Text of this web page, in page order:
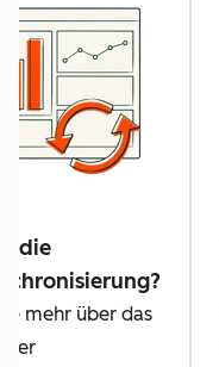
die
mehr über das
der